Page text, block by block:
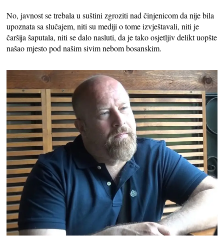
No, javnost se trebala u suštini zgroziti nad činjenicom da nije bila
upoznata sa slučajem, niti su mediji o tome izvještavali, niti je
čaršija šaputala, niti se dalo nasluti, da je tako osjetljiv delikt uopšte
našao mjesto pod našim sivim nebom bosanskim.